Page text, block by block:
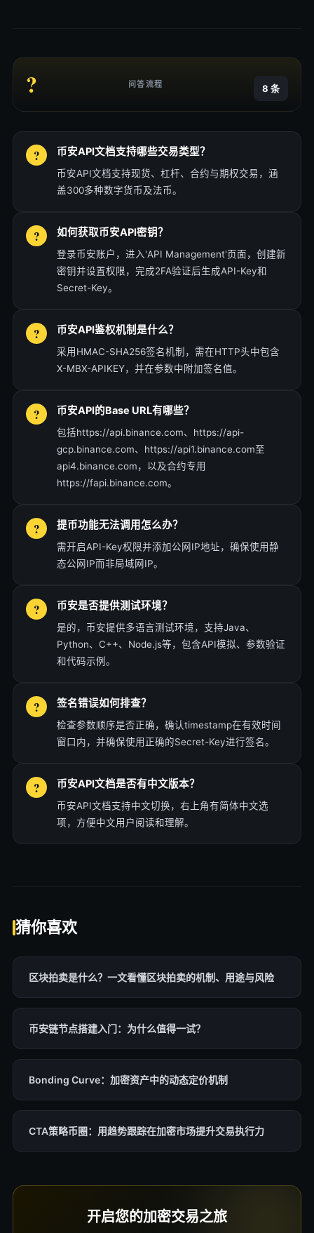
? 问答流程 8 条
币安API文档支持哪些交易类型？
币安API文档支持现货、杠杆、合约与期权交易，涵
盖300多种数字货币及法币。
如何获取币安API密钥？
登录币安账户，进入'API Management'页面，创建新
密钥并设置权限，完成2FA验证后生成API-Key和
Secret-Key。
币安API鉴权机制是什么？
采用HMAC-SHA256签名机制，需在HTTP头中包含
X-MBX-APIKEY，并在参数中附加签名值。
币安API的Base URL有哪些？
包括https://api.binance.com、https://api-
gcp.binance.com、https://api1.binance.com至
api4.binance.com，以及合约专用
https://fapi.binance.com。
提币功能无法调用怎么办？
需开启API-Key权限并添加公网IP地址，确保使用静
态公网IP而非局域网IP。
币安是否提供测试环境？
是的，币安提供多语言测试环境，支持Java、
Python、C++、Node.js等，包含API模拟、参数验证
和代码示例。
签名错误如何排查？
检查参数顺序是否正确，确认timestamp在有效时间
窗口内，并确保使用正确的Secret-Key进行签名。
币安API文档是否有中文版本？
币安API文档支持中文切换，右上角有简体中文选
项，方便中文用户阅读和理解。
猜你喜欢
区块拍卖是什么？一文看懂区块拍卖的机制、用途与风险
币安链节点搭建入门：为什么值得一试？
Bonding Curve：加密资产中的动态定价机制
CTA策略币圈：用趋势跟踪在加密市场提升交易执行力
开启您的加密交易之旅